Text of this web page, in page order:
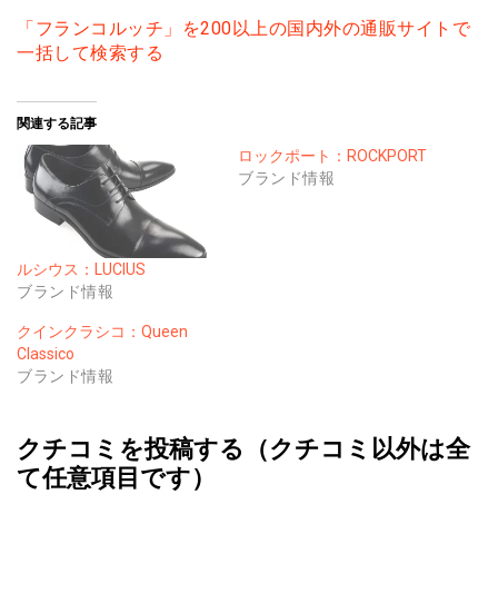
「フランコルッチ」を200以上の国内外の通販サイトで
一括して検索する
関連する記事
ルシウス：LUCIUS
ブランド情報
ロックポート：ROCKPORT
ブランド情報
クインクラシコ：Queen
Classico
ブランド情報
クチコミを投稿する（クチコミ以外は全
て任意項目です）